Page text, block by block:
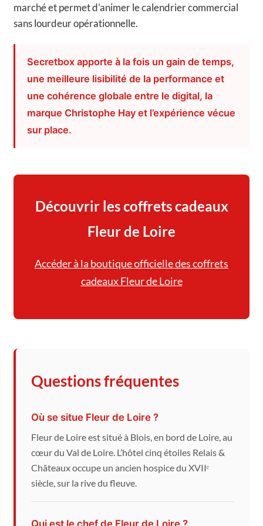
marché et permet d’animer le calendrier commercial
sans lourdeur opérationnelle.
Secretbox apporte à la fois un gain de temps,
une meilleure lisibilité de la performance et
une cohérence globale entre le digital, la
marque Christophe Hay et l’expérience vécue
sur place.
Découvrir les coffrets cadeaux
Fleur de Loire
Accéder à la boutique officielle des coffrets
cadeaux Fleur de Loire
Questions fréquentes
Où se situe Fleur de Loire ?
Fleur de Loire est situé à Blois, en bord de Loire, au
cœur du Val de Loire. L’hôtel cinq étoiles Relais &
Châteaux occupe un ancien hospice du XVIIᵉ
siècle, sur la rive du fleuve.